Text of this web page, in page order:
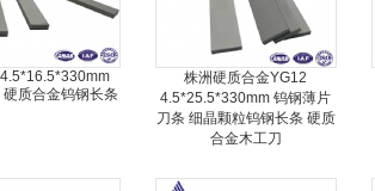
质合金钨钢长条
株洲硬质合金YG12
4.5*25.5*330mm 钨钢薄片
刀条 细晶颗粒钨钢长条 硬质
合金木工刀